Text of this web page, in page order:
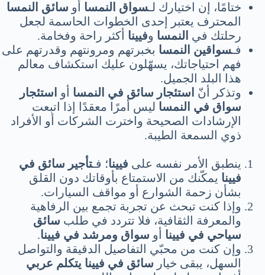
ختامًا، إن اختيارك لـسواق النمسا أو سائق النمسا
المحترف يعتبر إحدى الخطوات الحاسمة لجعل
رحلتك في النمسا وفيينا أكثر راحة وفخامة.
فـسواقين النمسا بخبرتهم ومرونتهم وقدرتهم على
فهم احتياجاتك، يسهّلون عليك استكشاف معالم
هذا البلد الجميل.
وتذكر أنّ استئجار سائق في النمسا أو استئجار
سواق في النمسا ليس أمرًا معقدًا إذا اتبعت
الإرشادات الصحيحة واخترت الشركات أو الأفراد
ذوي السمعة الطيبة.
ينطبق الأمر نفسه على فيينا؛ فـتأجير سائق في
فيينا يمكّنك من الاستمتاع بأوقاتك دون القلق
بشأن زحمة الشوارع أو مواقف السيارات.
وإذا كنت تبحث عن تجربة تجمع بين الرفاهية
والمعرفة الثقافية، فلا تتردد في طلب سائق
سياحي في فيينا أو سواق ومرشد في فيينا.
وإن كنت من محبّي التفاصيل الدقيقة والتواصل
السهل، يبقى خيار سائق في فيينا يتكلم عربي